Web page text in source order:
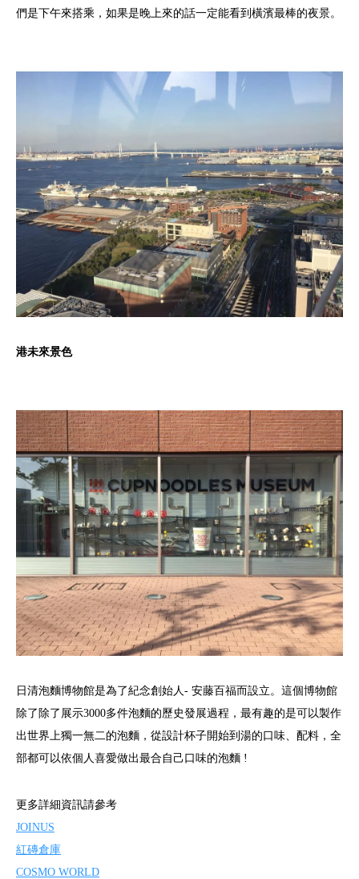
們是下午來搭乘，如果是晚上來的話一定能看到橫濱最棒的夜景。
港未來景色
日清泡麵博物館是為了紀念創始人- 安藤百福而設立。這個博物館
除了除了展示3000多件泡麵的歷史發展過程，最有趣的是可以製作
出世界上獨一無二的泡麵，從設計杯子開始到湯的口味、配料，全
部都可以依個人喜愛做出最合自己口味的泡麵 !
更多詳細資訊請參考
JOINUS
紅磚倉庫
COSMO WORLD